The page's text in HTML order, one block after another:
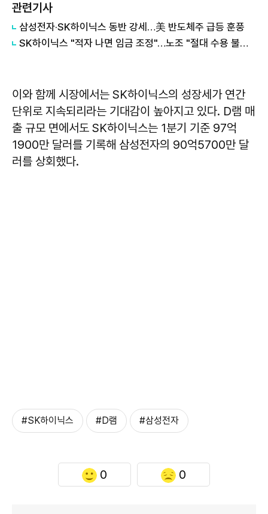
관련기사
삼성전자·SK하이닉스 동반 강세…美 반도체주 급등 훈풍
SK하이닉스 "적자 나면 임금 조정"…노조 "절대 수용 불가" 반발
이와 함께 시장에서는 SK하이닉스의 성장세가 연간
단위로 지속되리라는 기대감이 높아지고 있다. D램 매
출 규모 면에서도 SK하이닉스는 1분기 기준 97억
1900만 달러를 기록해 삼성전자의 90억5700만 달
러를 상회했다.
#SK하이닉스 #D램 #삼성전자
0 0